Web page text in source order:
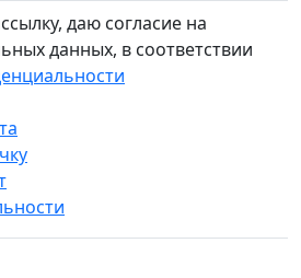
даю согласие на
данных, в соответствии